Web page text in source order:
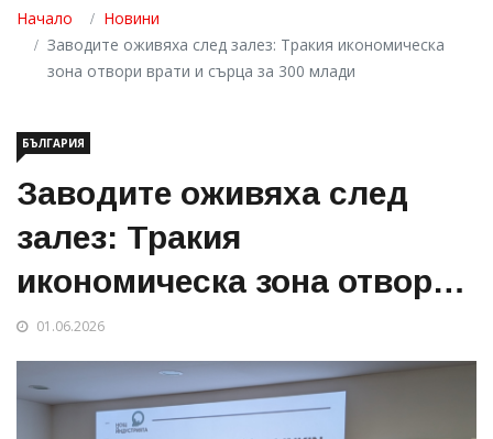
Начало
Новини
Заводите оживяха след залез: Тракия икономическа
зона отвори врати и сърца за 300 млади
БЪЛГАРИЯ
Заводите оживяха след
залез: Тракия
икономическа зона отвори
врати и сърца за 300 млади
01.06.2026